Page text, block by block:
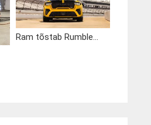
Ram tõstab Rumble...